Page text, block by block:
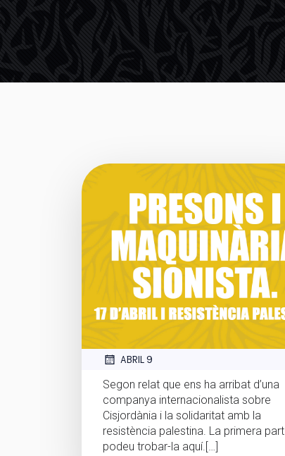
ABRIL 9
Segon relat que ens ha arribat d’una
companya internacionalista sobre
Cisjordània i la solidaritat amb la
resistència palestina. La primera part
podeu trobar-la aquí.[…]